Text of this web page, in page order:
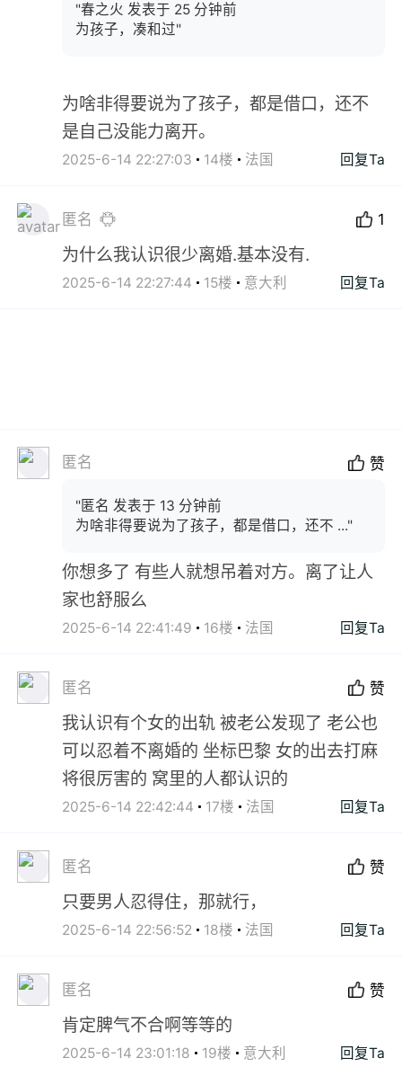
"春之火 发表于 25 分钟前
为孩子，凑和过"
为啥非得要说为了孩子，都是借口，还不
是自己没能力离开。
2025-6-14 22:27:03 14楼 法国 回复Ta
匿名 1
为什么我认识很少离婚.基本没有.
2025-6-14 22:27:44 15楼 意大利 回复Ta
匿名 赞
"匿名 发表于 13 分钟前
为啥非得要说为了孩子，都是借口，还不 ..."
你想多了 有些人就想吊着对方。离了让人
家也舒服么
2025-6-14 22:41:49 16楼 法国 回复Ta
匿名 赞
我认识有个女的出轨 被老公发现了 老公也
可以忍着不离婚的 坐标巴黎 女的出去打麻
将很厉害的 窝里的人都认识的
2025-6-14 22:42:44 17楼 法国 回复Ta
匿名 赞
只要男人忍得住，那就行，
2025-6-14 22:56:52 18楼 法国 回复Ta
匿名 赞
肯定脾气不合啊等等的
2025-6-14 23:01:18 19楼 意大利 回复Ta